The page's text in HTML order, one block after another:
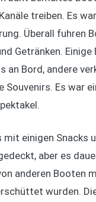
treiben. Es
Überall fuhren
Getränken.
an Bord, andere
Souvenirs. Es war
mit einigen Snacks
aber es
anderen Booten
wurden.